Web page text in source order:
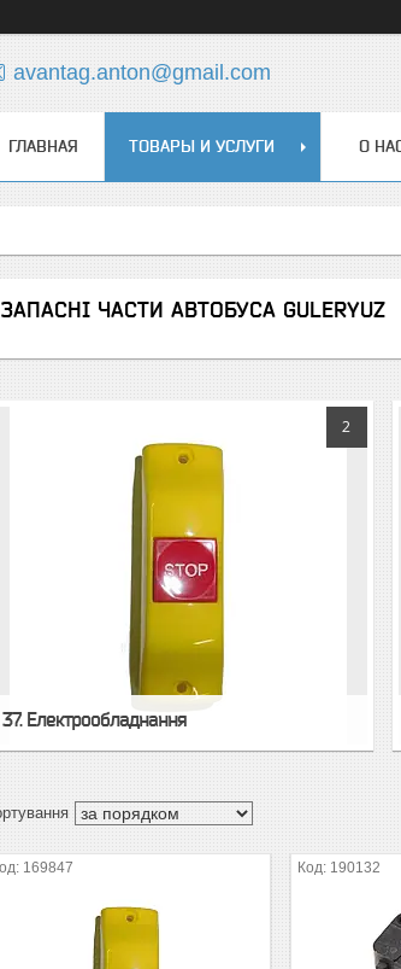
avantag.anton@gmail.com
ГЛАВНАЯ ТОВАРЫ И УСЛУГИ О
ЗАПАСНІ ЧАСТИ АВТОБУСА GULERYUZ
2
37. Електрообладнання
169847 190132